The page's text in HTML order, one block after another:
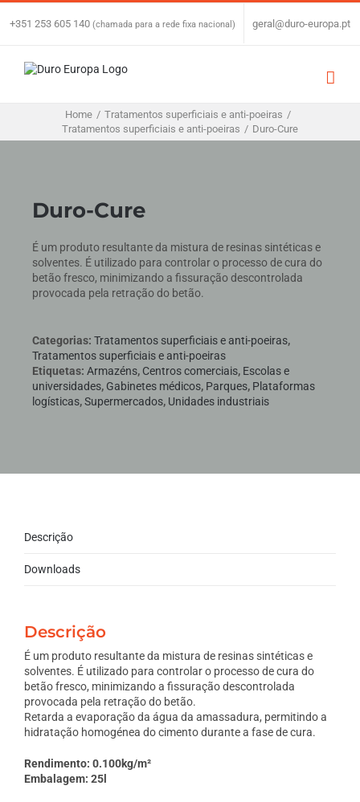
Skip
+351 253 605 140 (chamada para a rede fixa nacional) geral@duro-europa.pt
Home / Tratamentos superficiais e anti-poeiras /
Tratamentos superficiais e anti-poeiras / Duro-Cure
Duro-Cure
É um produto resultante da mistura de resinas sintéticas e
solventes. É utilizado para controlar o processo de cura do
betão fresco, minimizando a fissuração descontrolada
provocada pela retração do betão.
Categorias: Tratamentos superficiais e anti-poeiras,
Tratamentos superficiais e anti-poeiras
Etiquetas: Armazéns, Centros comerciais, Escolas e
universidades, Gabinetes médicos, Parques, Plataformas
logísticas,Supermercados, Unidades industriais
Descrição
Downloads
Descrição
É um produto resultante da mistura de resinas sintéticas e
solventes. É utilizado para controlar o processo de cura do
betão fresco, minimizando a fissuração descontrolada
provocada pela retração do betão.
Retarda a evaporação da água da amassadura, permitindo a
hidratação homogénea do cimento durante a fase de cura.
Rendimento: 0.100kg/m²
Embalagem: 25l